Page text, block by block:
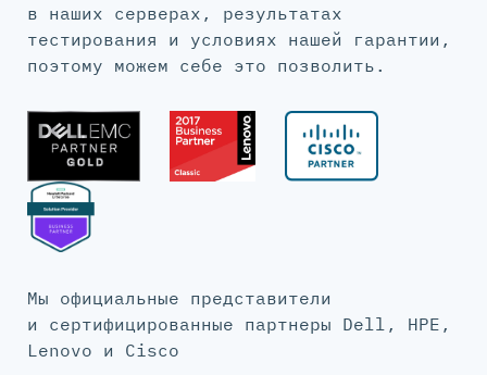
в наших серверах, результатах
тестирования и условиях нашей гарантии,
поэтому можем себе это позволить.
Мы официальные представители
и сертифицированные партнеры Dell, HPE,
Lenovo и Cisco